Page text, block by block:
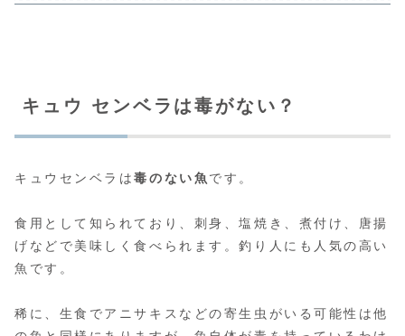
キュウ センベラは毒がない？
キュウセンベラは毒のない魚 です。
食用として知られており、刺身、塩焼き、煮付け、唐揚
げなどで美味しく食べられます。釣り人にも人気の高い
魚です。
稀に、生食でアニサキスなどの寄生虫がいる可能性は他